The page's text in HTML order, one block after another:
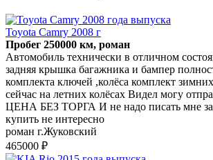
Toyota Camry 2008 г
Пробег 250000 км, роман
Автомобиль технически в отличном
задняя крышка багажника и бампер
комплекта ключей ,колёса комплект
сейчас на летних колёсах Видел могу
ЦЕНА БЕЗ ТОРГА И не надо писать мне за
купить не интересно
роман г.Жуковский
465000 ₽